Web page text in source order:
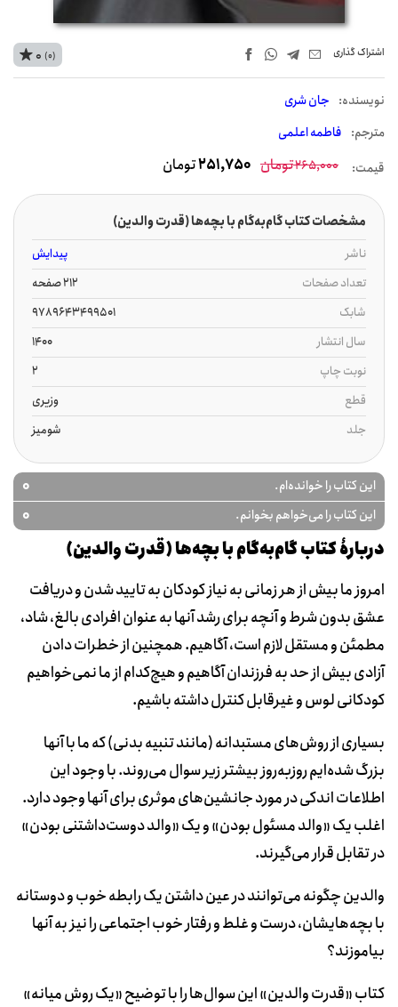
اشتراک‌ گذاری
نويسنده: جان شری
مترجم: فاطمه اعلمی
0 (0)
قیمت: 265,000تومان 251,750تومان
مشخصات کتاب گام‌به‌گام با بچه‌ها (قدرت والدین)
ناشر
پیدایش
تعداد صفحات
212 صفحه
شابک
9789643499501
سال انتشار
1400
نوبت چاپ
2
قطع
وزیری
جلد
شومیز
این کتاب را خوانده‌ام. 0
این کتاب را می‌خواهم بخوانم. 0
دربارۀ کتاب گام‌به‌گام با بچه‌ها (قدرت والدین)
امروز ما بیش از هر زمانی به نیاز کودکان به تایید شدن و دریافت
عشق بدون شرط و آنچه برای رشد آنها به عنوان افرادی بالغ، شاد،
مطمئن و مستقل لازم است، آگاهیم. همچنین از خطرات دادن
آزادی بیش از حد به فرزندان آگاهیم و هیچ‌کدام از ما نمی‌خواهیم
کودکانی لوس و غیرقابل کنترل داشته باشیم.
بسیاری از روش‌های مستبدانه (مانند تنبیه بدنی) که ما با آنها
بزرگ شده‌ایم روز‌به‌روز بیشتر زیر سوال می‌روند. با‌ ‌وجود این
اطلاعات اندکی در مورد جانشین‌های موثری برای آنها وجود دارد.
اغلب یک «والد مسئول بودن» و یک «والد دوست‌داشتنی بودن»
در تقابل قرار می‌گیرند.
والدین چگونه می‌توانند در عین داشتن یک رابطه خوب و دوستانه
با بچه‌هایشان، درست و غلط و رفتار خوب اجتماعی را نیز به آنها
بیاموزند؟
کتاب «قدرت والدین» این سوال‌ها را با توضیح «یک روش میانه»